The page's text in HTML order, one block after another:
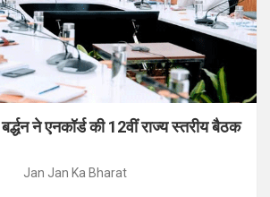
ने एनकॉर्ड की 12वीं राज्य स्तरीय बैठक
Jan Jan Ka Bharat